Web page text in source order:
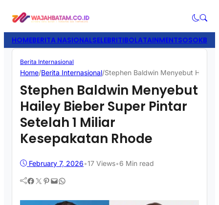
HOMEBERITA NASIONALSELEBRITIBOLATAINMENTSOSOK
Berita Internasional
Home/Berita Internasional/Stephen Baldwin Menyebut Hailey
Stephen Baldwin Menyebut
Hailey Bieber Super Pintar
Setelah 1 Miliar
Kesepakatan Rhode
February 7, 2026•17 Views•6 Min read
Facebook Twitter Pinterest Mail WhatsApp